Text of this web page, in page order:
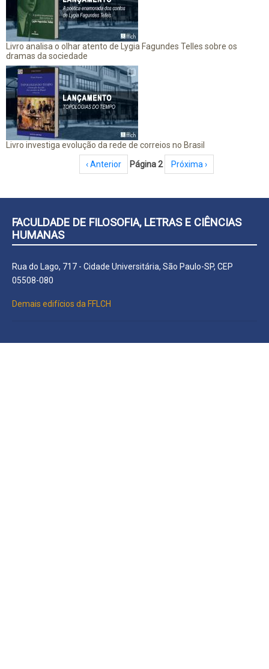
Livro analisa o olhar atento de Lygia Fagundes Telles sobre os
dramas da sociedade
Livro investiga evolução da rede de correios no Brasil
Página anterior
‹ Anterior Página 2 Próxima página
Próxima ›
FACULDADE DE FILOSOFIA, LETRAS E CIÊNCIAS
HUMANAS
Rua do Lago, 717 - Cidade Universitária, São Paulo-SP, CEP
05508-080
Demais edifícios da FFLCH